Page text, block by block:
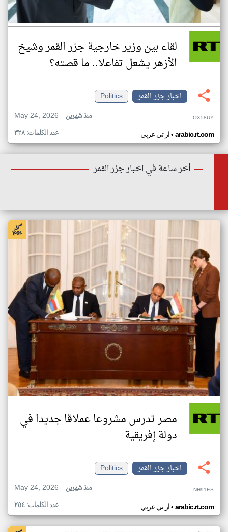
لقاء بين وزير خارجية جزر القمر وشيخ
الأزهر يشعل تفاعلا.. ما قصته؟
اخبار جزر القمر
Politics
May 24, 2026
منذ شهرين OX58UY
ار تي عربي• arabic.rt.com عدد الكلمات: ٣٢٨
أخر ساعة في اخبار جزر القمر
مصر تدرس مشروعا عملاقا جديدا في
دولة إفريقية
اخبار جزر القمر
Politics
May 24, 2026
منذ شهرين NH91ES
ار تي عربي• arabic.rt.com عدد الكلمات: ٢٥٤